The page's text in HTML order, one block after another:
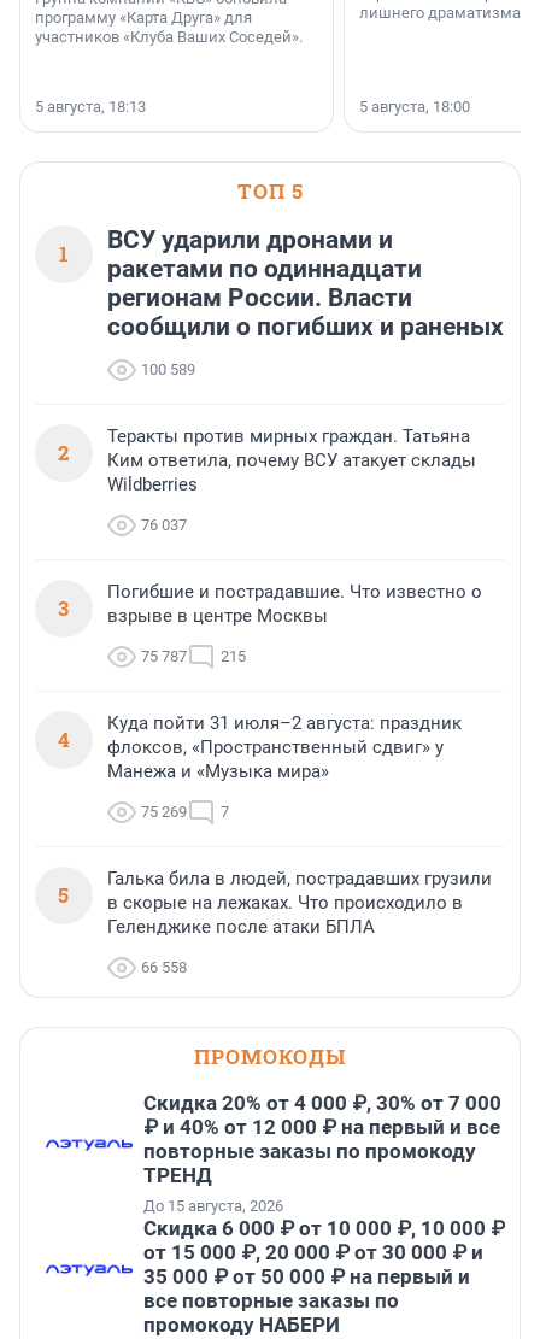
программу «Карта Друга» для
участников «Клуба Ваших Соседей».
5 августа, 18:13
лишнего драматизма.
5 августа, 18:00
ТОП 5
1
ВСУ ударили дронами и
ракетами по одиннадцати
регионам России. Власти
сообщили о погибших и раненых
100 589
2
Теракты против мирных граждан. Татьяна
Ким ответила, почему ВСУ атакует склады
Wildberries
76 037
3
Погибшие и пострадавшие. Что известно о
взрыве в центре Москвы
75 787 215
4
Куда пойти 31 июля–2 августа: праздник
флоксов, «Пространственный сдвиг» у
Манежа и «Музыка мира»
75 269 7
5
Галька била в людей, пострадавших грузили
в скорые на лежаках. Что происходило в
Геленджике после атаки БПЛА
66 558
ПРОМОКОДЫ
Скидка 20% от 4 000 ₽, 30% от 7 000
₽ и 40% от 12 000 ₽ на первый и все
повторные заказы по промокоду
ТРЕНД
До 15 августа, 2026
Скидка 6 000 ₽ от 10 000 ₽, 10 000 ₽
от 15 000 ₽, 20 000 ₽ от 30 000 ₽ и
35 000 ₽ от 50 000 ₽ на первый и
все повторные заказы по
промокоду НАБЕРИ